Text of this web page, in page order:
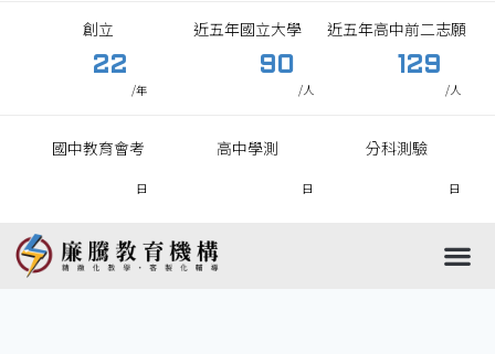
創立
22
/年
近五年國立大學
90
/人
近五年高中前二志願
129
/人
國中教育會考
日
高中學測
日
分科測驗
日